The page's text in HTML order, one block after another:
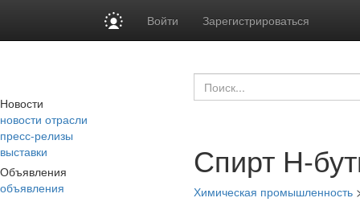
Войти Зарегистрироваться
Новости
новости отрасли
пресс-релизы
выставки
Объявления
объявления
Спирт Н-
Химическая промышленность